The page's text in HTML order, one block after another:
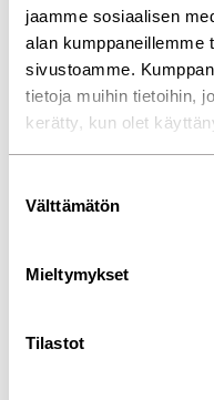
jaamme sosiaalisen
alan kumppaneillemme
sivustoamme.
tietoja muihin tietoihin,
kerätty, kun olet
Välttämätön
Mieltymykset
Tilastot
Kahden koiran
Seinälle taittuvat isuin